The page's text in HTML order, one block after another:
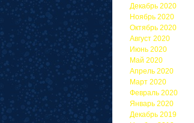
Декабрь 2020
Ноябрь 2020
Октябрь 2020
Август 2020
Июнь 2020
Май 2020
Апрель 2020
Март 2020
Февраль 2020
Январь 2020
Декабрь 2019